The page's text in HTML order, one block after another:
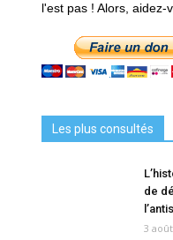
l'est pas ! Alors, aidez-
Les plus consultés
de
3